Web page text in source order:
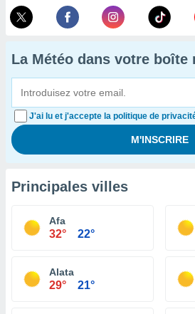
La Météo dans votre boîte
J'ai lu et j'accepte la politique de
Principales villes
Afa
32° 22°
Alata
29° 21°